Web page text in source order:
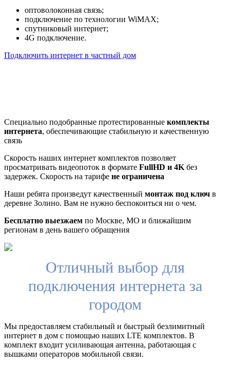
оптоволоконная связь;
подключение по технологии WiMAX;
спутниковый интернет;
4G подключение.
Подключить интернет в частный дом
Специально подобранные протестированные комплекты
интернета, обеспечивающие стабильную и качественную
связь
Скорость наших интернет комплектов позволяет
просматривать видеопоток в формате FullHD и 4K без
задержек. Скорость на тарифе не ограничена
Наши ребята произведут качественный монтаж под ключ в
деревне Золино. Вам не нужно беспокоиться ни о чем.
Бесплатно выезжаем по Москве, МО и ближайшим
регионам в день вашего обращения
Отличный выбор для
подключения интернета за
городом
Мы предоставляем стабильный и быстрый безлимитный
интернет в дом с помощью наших LTE комплектов. В
комплект входит усиливающая антенна, работающая с
вышками операторов мобильной связи.